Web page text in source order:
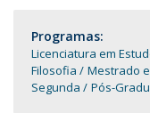
Programas:
Licenciatura em
Filosofia
Mestrado
Segunda
Pós-